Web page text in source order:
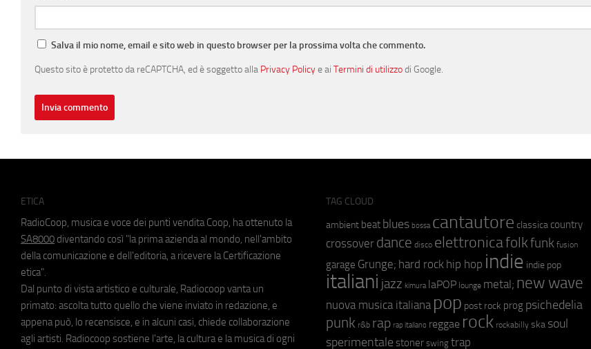
Salva il mio nome, email e sito web in questo browser per la prossima volta che commento.
Questo sito è protetto da reCAPTCHA, ed è soggetto alla Privacy Policye ai Termini di utilizzodi Google.
ETICA
RadioCoop, musica e voce dei punti vendita Coop, ha ottenuto la
SA8000 diventando così "la prima azienda al mondo, nell'ambito
della comunicazione e dell'editoria, a ricevere la Certificazione
etica".
Dal punto di vista artistico e culturale, Radiocoop vanta un
primato: ascolta tutto quello che viene inviato in redazione, e
appena può, lo recensisce, e in alcuni casi, chiede collaborazione
agli artisti. Radiocoop sostiene l'arte, la cultura e la musica di ogni
TAG CLOUD
ambient beat blues bossa cantautore classica country
crossover dance disco elettronicafolkfunk fusion
garage Grunge; hard rock hip hop indie indie pop
italiani jazz kimura laPOP lounge metal; new wave
nuova musica italiana pop post rock prog psichedelia
punk r&b rap rap italiano reggae rock rockabilly ska soul
sperimentale stoner swing trap